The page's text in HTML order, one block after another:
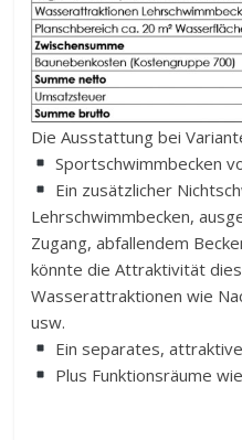
Die Ausstattung bei
Sportschwimmbecken
Ein zusätzlicher
Lehrschwimmbecken,
Zugang, abfallendem
könnte die Attraktivität
Wasserattraktionen wie
usw.
Ein separates,
Plus Funktionsräume